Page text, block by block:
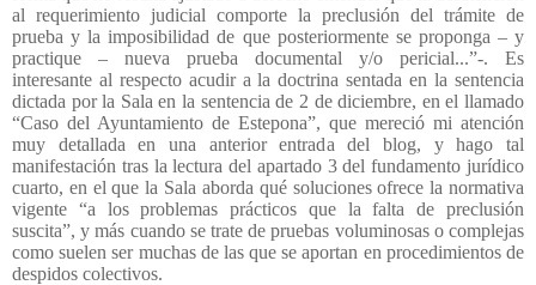
al requerimiento judicial comporte la preclusión del trámite de
prueba y la imposibilidad de que posteriormente se proponga – y
practique – nueva prueba documental y/o pericial...”-. Es
interesante al respecto acudir a la doctrina sentada en la sentencia
dictada por la Sala en la sentencia de 2 de diciembre, en el llamado
“Caso del Ayuntamiento de Estepona”, que mereció mi atención
muy detallada en una anterior entrada del blog, y hago tal
manifestación tras la lectura del apartado 3 del fundamento jurídico
cuarto, en el que la Sala aborda qué soluciones ofrece la normativa
vigente “a los problemas prácticos que la falta de preclusión
suscita”, y más cuando se trate de pruebas voluminosas o complejas
como suelen ser muchas de las que se aportan en procedimientos de
despidos colectivos.